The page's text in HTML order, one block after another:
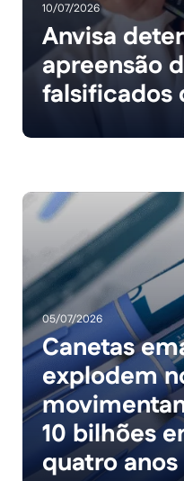
10/07/2026
Anvisa
apreensão
falsificados
05/07/2026
Canetas
explodem
10 bilhões
quatro anos